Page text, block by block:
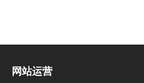
网站运营